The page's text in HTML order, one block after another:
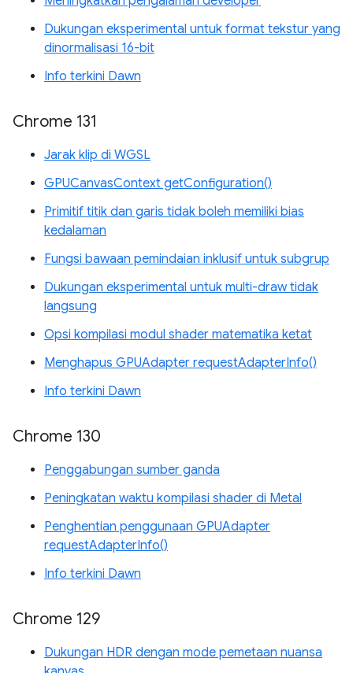
Dukungan eksperimental untuk format tekstur yang
dinormalisasi 16-bit
Info terkini Dawn
Chrome 131
Jarak klip di WGSL
GPUCanvasContext getConfiguration()
Primitif titik dan garis tidak boleh memiliki bias
kedalaman
Fungsi bawaan pemindaian inklusif untuk subgrup
Dukungan eksperimental untuk multi-draw tidak
langsung
Opsi kompilasi modul shader matematika ketat
Menghapus GPUAdapter requestAdapterInfo()
Info terkini Dawn
Chrome 130
Penggabungan sumber ganda
Peningkatan waktu kompilasi shader di Metal
Penghentian penggunaan GPUAdapter
requestAdapterInfo()
Info terkini Dawn
Chrome 129
Dukungan HDR dengan mode pemetaan nuansa